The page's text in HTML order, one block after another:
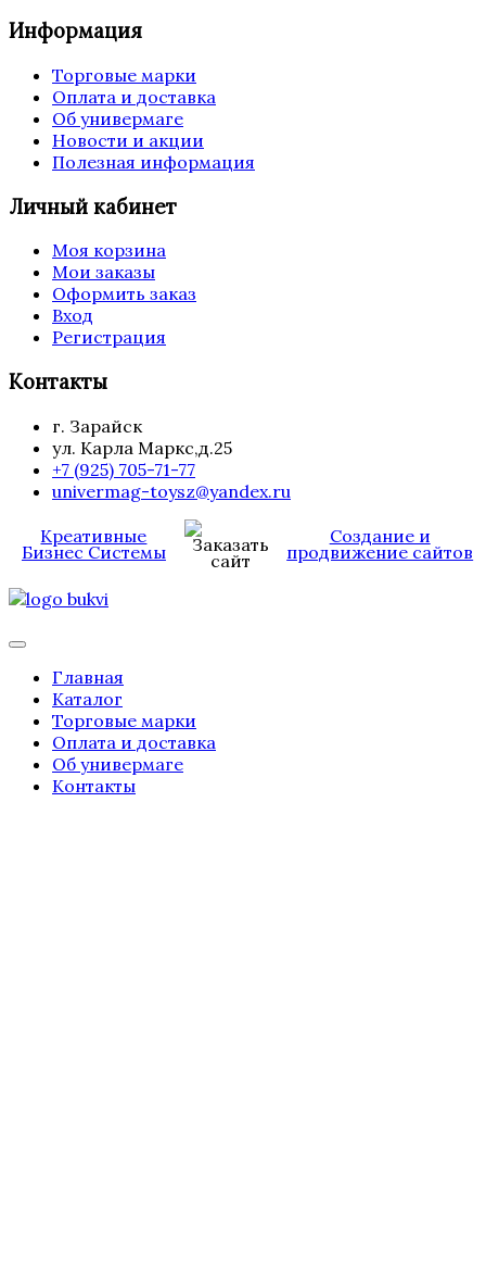
Информация
Торговые марки
Оплата и доставка
Об универмаге
Новости и акции
Полезная информация
Личный кабинет
Моя корзина
Мои заказы
Оформить заказ
Вход
Регистрация
Контакты
г. Зарайск
ул. Карла Маркс,д.25
+7 (925) 705-71-77
univermag-toysz@yandex.ru
Креативные
Бизнес Системы
Создание и
продвижение сайтов
Главная
Каталог
Торговые марки
Оплата и доставка
Об универмаге
Контакты